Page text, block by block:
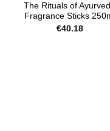
The Rituals of
Fragrance Sticks
€40.18